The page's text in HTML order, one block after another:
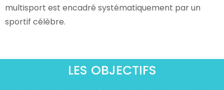
multisport est encadré systématiquement par un
sportif célèbre.
LES OBJECTIFS